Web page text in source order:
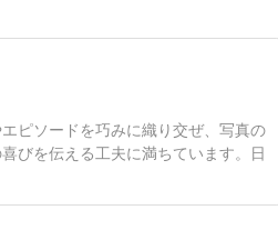
ピソードを巧みに織り交ぜ、写真の
びを伝える工夫に満ちています。日